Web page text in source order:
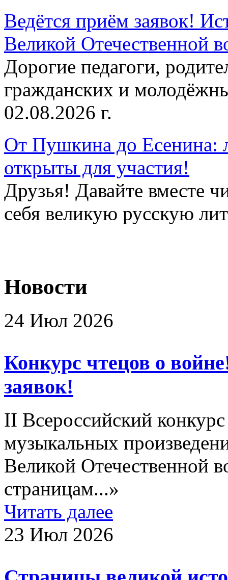
Ведётся приём заявок!
Великой Отечественной
Дорогие педагоги,
гражданских и
02.08.2026 г.
От Пушкина до Есенина:
открыты для участия!
Друзья! Давайте вместе
себя великую русскую
Новости
24 Июл 2026
Конкурс чтецов о
заявок!
II Всероссийский
музыкальных
Великой Отечественной
страницам...»
Читать далее
23 Июл 2026